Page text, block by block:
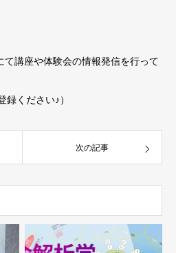
て講座や体験会の情報発信を行って
録ください♪）
次の記事